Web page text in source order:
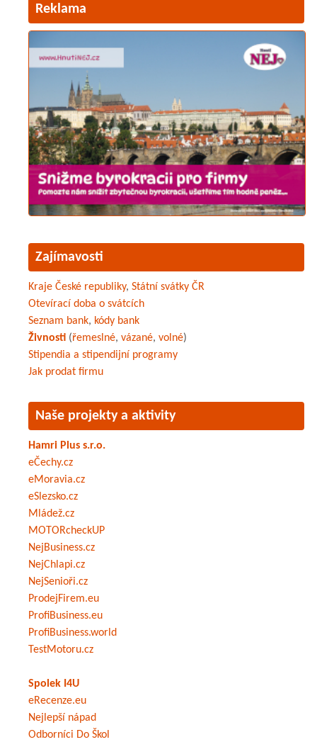
Reklama
Zajímavosti
Kraje České republiky, Státní svátky ČR
Otevírací doba o svátcích
Seznam bank, kódy bank
Živnosti (řemeslné, vázané, volné)
Stipendia a stipendijní programy
Jak prodat firmu
Naše projekty a aktivity
Hamri Plus s.r.o.
eČechy.cz
eMoravia.cz
eSlezsko.cz
Mládež.cz
MOTORcheckUP
NejBusiness.cz
NejChlapi.cz
NejSenioři.cz
ProdejFirem.eu
ProfiBusiness.eu
ProfiBusiness.world
TestMotoru.cz
Spolek I4U
eRecenze.eu
Nejlepší nápad
Odborníci Do Škol